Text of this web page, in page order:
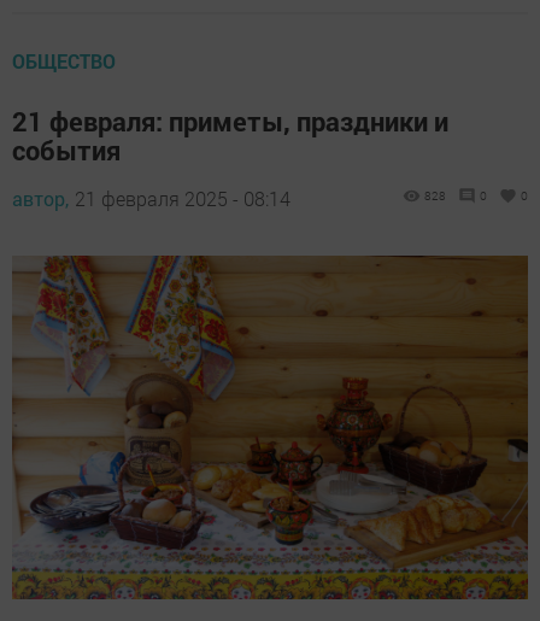
ОБЩЕСТВО
21 февраля: приметы, праздники и
события
автор, 21 февраля 2025 - 08:14 828 0 0